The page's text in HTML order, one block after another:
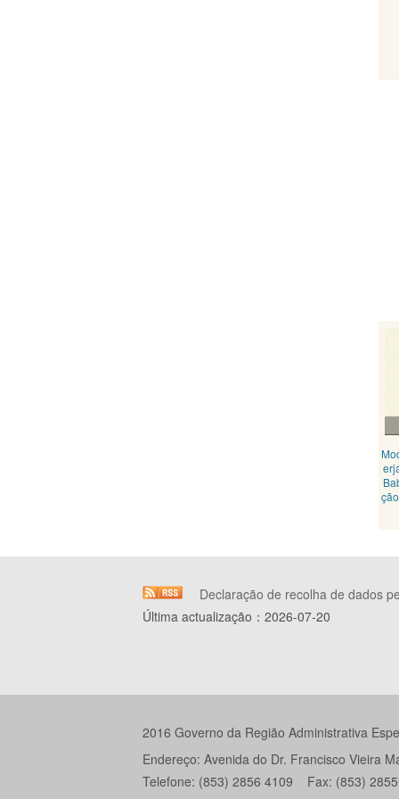
Declaração de recolha de dados
Última actualização： 2026-07-20
2016 Governo da Região Administrativa
Endereço: Avenida do Dr. Francisco Vieira
Telefone: (853) 2856 4109 Fax: (853)